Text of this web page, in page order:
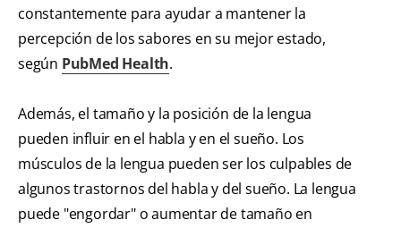
constantemente para ayudar a mantener la
percepción de los sabores en su mejor estado,
según PubMed Health.
Además, el tamaño y la posición de la lengua
pueden influir en el habla y en el sueño. Los
músculos de la lengua pueden ser los culpables de
algunos trastornos del habla y del sueño. La lengua
puede "engordar" o aumentar de tamaño en